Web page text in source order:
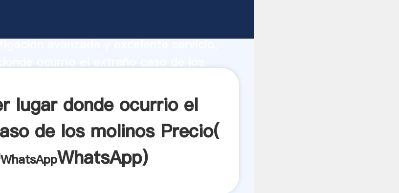
lugar donde ocurrio el
de los molinos Precio(
WhatsApp)